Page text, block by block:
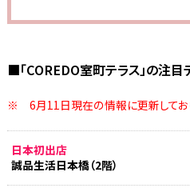
■「COREDO室町テラス」の注目
※ 6月11日現在の情報に更新してお
日本初出店
誠品生活日本橋（2階）